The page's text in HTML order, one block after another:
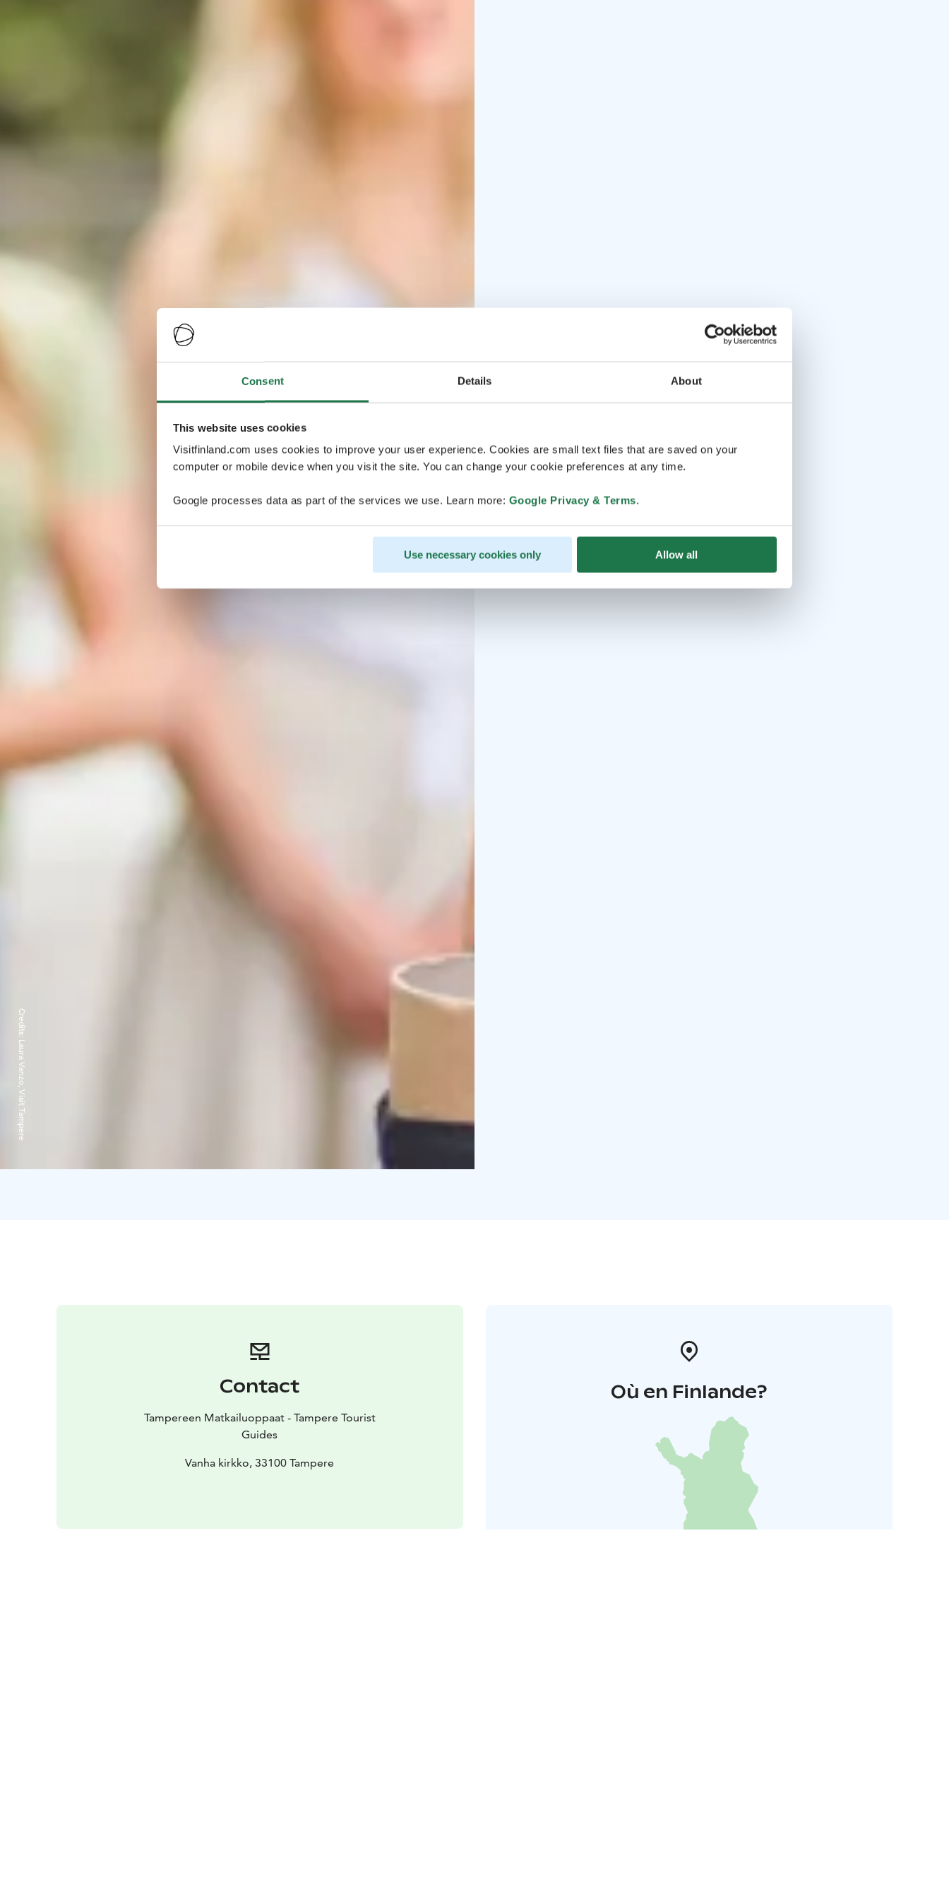
Consent Details About
This website uses cookies
Visitfinland.com uses cookies to improve your user experience. Cookies are small text files that are saved on your
computer or mobile device when you visit the site. You can change your cookie preferences at any time.
Google processes data as part of the services we use. Learn more: Google Privacy & Terms.
Use necessary cookies only Allow all
Credits:
Laura Vanzo, Visit Tampere
Contact
Tampereen Matkailuoppaat - Tampere Tourist
Guides
Vanha kirkko, 33100 Tampere
Où en Finlande?